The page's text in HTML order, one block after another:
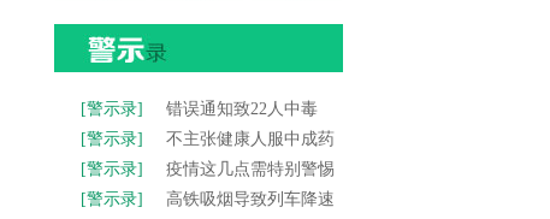
[警示录]
错误通知致22人中毒
[警示录]
不主张健康人服中成药
[警示录]
疫情这几点需特别警惕
[警示录]
高铁吸烟导致列车降速